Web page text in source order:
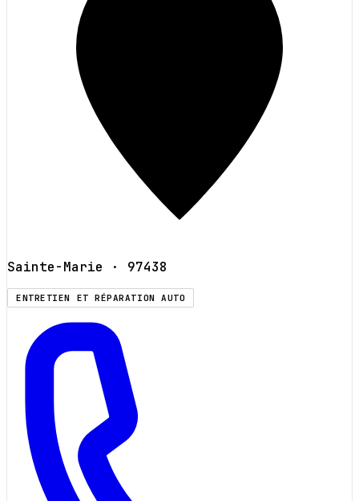
Sainte-Marie · 97438
ENTRETIEN ET RÉPARATION AUTO